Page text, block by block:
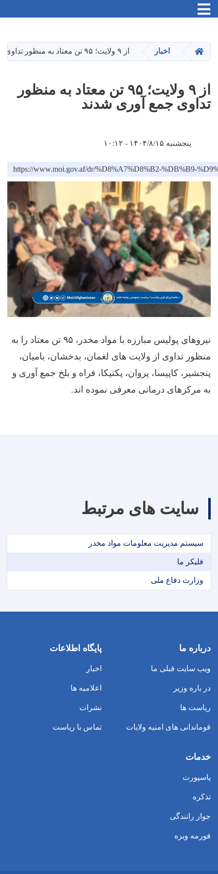
main
content
Toggle navigation
HOME اخبار از ۹ ولایت؛ ۹۵ تن معتاد به منظور تداوی جمع آوری شدند
از ۹ ولایت؛ ۹۵ تن معتاد به منظور
تداوی جمع آوری شدند
پنجشنبه ۱۴۰۴/۸/۱۵ - ۱۰:۱۲
https://www.moi.gov.af/dr/%D8%A7%D8%B2-%DB%B9-
نیروهای پولیس مبارزه با مواد مخدر، ۹۵ تن معتاد را به
منظور تداوی از ولایت های لغمان، بدخشان، بامیان،
پنجشیر، کاپیسا، پروان، پکتیکا، فراه و بلخ جمع آوری و
به مرکزهای درمانی معرفی نموده اند.
سایت های مرتبط
سیستم مدیریت معلومات مواد مخدر
فلیکر ما
وزارت دفاع ملی
درباره ما
ویب سایت قبلی ما
در باره وزیر
ریاست ها
قوماندانی های امنیه ولایات
پایگاه اطلاعات
اخبار
اعلامیه ها
نشرات
تماس با ریاست
خدمات
پاسپورت
تذکره
جوار رانندگی
فورمه ویزه